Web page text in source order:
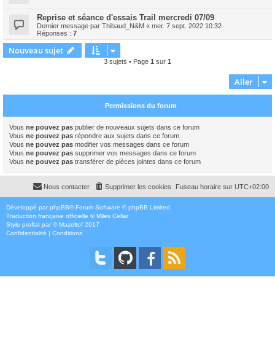
Reprise et séance d'essais Trail mercredi 07/09
Dernier message par Thibaud_N&M « mer. 7 sept. 2022 10:32
Réponses : 7
Nouveau sujet
3 sujets • Page 1 sur 1
Aller
Permissions du forum
Vous ne pouvez pas publier de nouveaux sujets dans ce forum
Vous ne pouvez pas répondre aux sujets dans ce forum
Vous ne pouvez pas modifier vos messages dans ce forum
Vous ne pouvez pas supprimer vos messages dans ce forum
Vous ne pouvez pas transférer de pièces jointes dans ce forum
Fuseau horaire sur UTC+02:00
Supprimer les cookies
Nous contacter
Développé par phpBB® Forum Software © phpBB Limited
Traduction française officielle ©Miles Cellar
Style proflat par ©Mazeltof 2017
Confidentialité | Conditions